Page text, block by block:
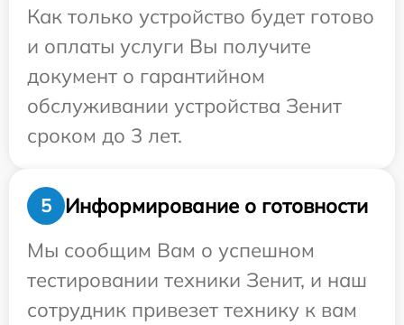
Как только устройство будет готово
и оплаты услуги Вы получите
документ о гарантийном
обслуживании устройства Зенит
сроком до 3 лет.
5
Информирование о готовности
Мы сообщим Вам о успешном
тестировании техники Зенит, и наш
сотрудник привезет технику к вам